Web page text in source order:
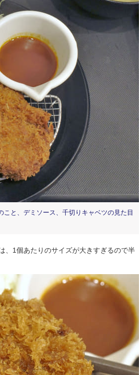
と、デミソース、千切りキャベツの見た目
1個あたりのサイズが大きすぎるので半